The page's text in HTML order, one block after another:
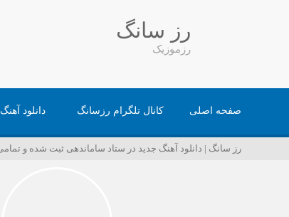
رز سانگ
رزموزیک
صفحه اصلی کانال تلگرام رزسانگ دانلود آهنگ
رز سانگ | دانلود آهنگ جدید در ستاد ساماندهی ثبت شده و